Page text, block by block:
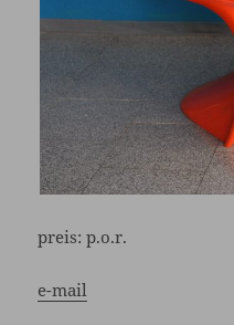
preis:p.o.r.
e-mail